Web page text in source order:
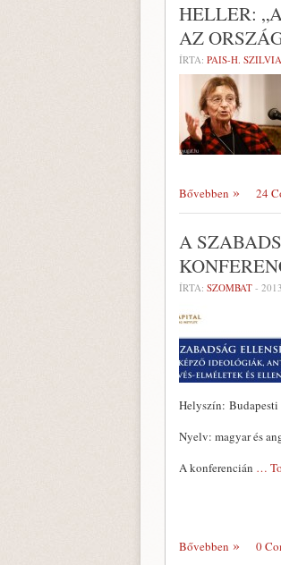
HELLER:
AZ
ÍRTA: PAIS-H.
Bővebben 24
A
ÍRTA: SZOMBAT -
Helyszín: Budapesti
Nyelv: magyar és
A konferencián …
Bővebben 0